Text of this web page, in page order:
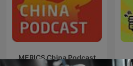
MERICS China Podcast